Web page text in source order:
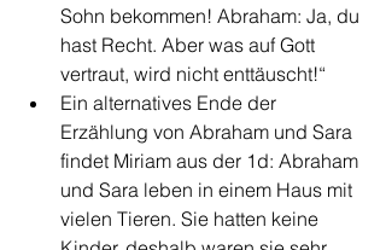
Sohn bekommen! Abraham: Ja, du
hast Recht. Aber was auf Gott
vertraut, wird nicht enttäuscht!“
Ein alternatives Ende der
Erzählung von Abraham und Sara
findet Miriam aus der 1d: Abraham
und Sara leben in einem Haus mit
vielen Tieren. Sie hatten keine